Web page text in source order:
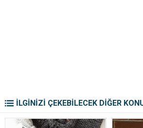
İLGİNİZİ ÇEKEBİLECEK DİĞER